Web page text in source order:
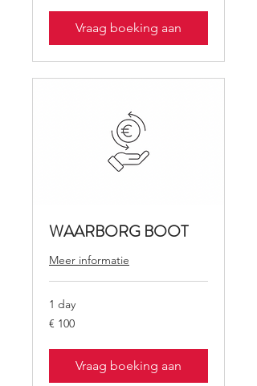
Vraag boeking aan
WAARBORG BOOT
Meer informatie
1 day
100
euro
€ 100
Vraag boeking aan